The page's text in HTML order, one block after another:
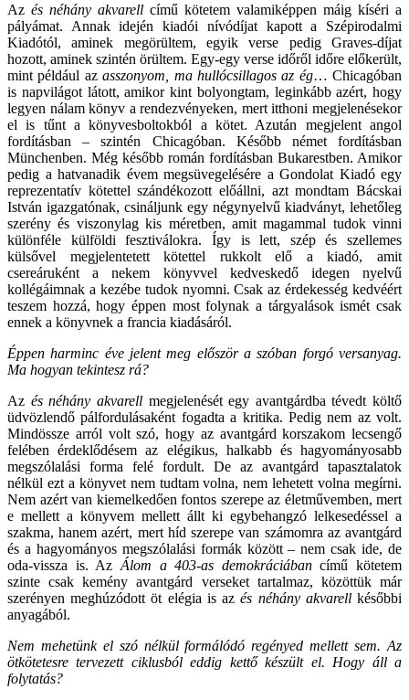
Az és néhány akvarell című kötetem valamiképpen máig kíséri a
pályámat. Annak idején kiadói nívódíjat kapott a Szépirodalmi
Kiadótól, aminek megörültem, egyik verse pedig Graves-díjat
hozott, aminek szintén örültem. Egy-egy verse időről időre előkerült,
mint például azasszonyom, ma hullócsillagos az ég… Chicagóban
is napvilágot látott, amikor kint bolyongtam, leginkább azért, hogy
legyen nálam könyv a rendezvényeken, mert itthoni megjelenésekor
el is tűnt a könyvesboltokból a kötet. Azután megjelent angol
fordításban – szintén Chicagóban. Később német fordításban
Münchenben. Még később román fordításban Bukarestben. Amikor
pedig a hatvanadik évem megsüvegelésére a Gondolat Kiadó egy
reprezentatív kötettel szándékozott előállni, azt mondtam Bácskai
István igazgatónak, csináljunk egy négynyelvű kiadványt, lehetőleg
szerény és viszonylag kis méretben, amit magammal tudok vinni
különféle külföldi fesztiválokra. Így is lett, szép és szellemes
külsővel megjelentetett kötettel rukkolt elő a kiadó, amit
csereáruként a nekem könyvvel kedveskedő idegen nyelvű
kollégáimnak a kezébe tudok nyomni. Csak az érdekesség kedvéért
teszem hozzá, hogy éppen most folynak a tárgyalások ismét csak
ennek a könyvnek a francia kiadásáról.
Éppen harminc éve jelent meg először a szóban forgó versanyag.
Ma hogyan tekintesz rá?
Az és néhány akvarellmegjelenését egy avantgárdba tévedt költő
üdvözlendő pálfordulásaként fogadta a kritika. Pedig nem az volt.
Mindössze arról volt szó, hogy az avantgárd korszakom lecsengő
felében érdeklődésem az elégikus, halkabb és hagyományosabb
megszólalási forma felé fordult. De az avantgárd tapasztalatok
nélkül ezt a könyvet nem tudtam volna, nem lehetett volna megírni.
Nem azért van kiemelkedően fontos szerepe az életművemben, mert
e mellett a könyvem mellett állt ki egybehangzó lelkesedéssel a
szakma, hanem azért, mert híd szerepe van számomra az avantgárd
és a hagyományos megszólalási formák között – nem csak ide, de
oda-vissza is. Az Álom a 403-as demokráciábancímű kötetem
szinte csak kemény avantgárd verseket tartalmaz, közöttük már
szerényen meghúzódott öt elégia is azés néhány akvarellkésőbbi
anyagából.
Nem mehetünk el szó nélkül formálódó regényed mellett sem. Az
ötkötetesre tervezett ciklusból eddig kettő készült el. Hogy áll a
folytatás?